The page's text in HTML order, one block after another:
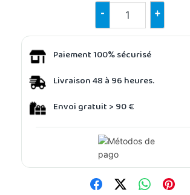
- +
Paiement 100% sécurisé
Livraison 48 à 96 heures.
Envoi gratuit > 90 €